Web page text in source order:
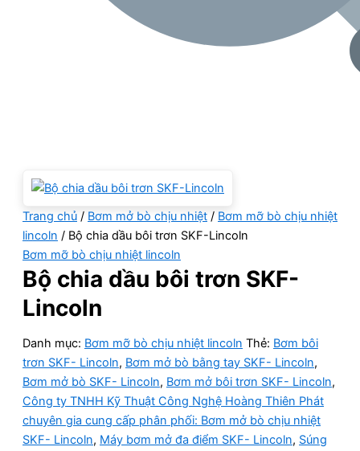
Trang chủ / Bơm mở bò chịu nhiệt / Bơm mỡ bò chịu nhiệt
lincoln / Bộ chia dầu bôi trơn SKF-Lincoln
Bơm mỡ bò chịu nhiệt lincoln
Bộ chia dầu bôi trơn SKF-
Lincoln
Danh mục: Bơm mỡ bò chịu nhiệt lincoln Thẻ: Bơm bôi
trơn SKF- Lincoln, Bơm mở bò bằng tay SKF- Lincoln,
Bơm mở bò SKF- Lincoln, Bơm mở bôi trơn SKF- Lincoln,
Công ty TNHH Kỹ Thuật Công Nghệ Hoàng Thiên Phát
chuyên gia cung cấp phân phối: Bơm mở bò chịu nhiệt
SKF- Lincoln, Máy bơm mở đa điểm SKF- Lincoln, Súng